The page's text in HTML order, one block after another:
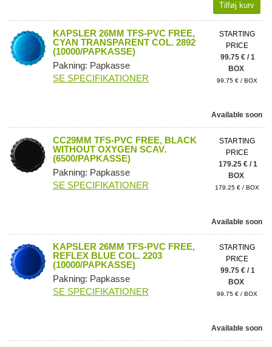
Tilføj kurv
KAPSLER 26MM TFS-PVC FREE,
CYAN TRANSPARENT COL. 2892
(10000/PAPKASSE)
Pakning: Papkasse
SE SPECIFIKATIONER
STARTING
PRICE
99.75 € / 1
BOX
99.75 € / BOX
Available soon
CC29MM TFS-PVC FREE, BLACK
WITHOUT OXYGEN SCAV.
(6500/PAPKASSE)
Pakning: Papkasse
SE SPECIFIKATIONER
STARTING
PRICE
179.25 € / 1
BOX
179.25 € / BOX
Available soon
KAPSLER 26MM TFS-PVC FREE,
REFLEX BLUE COL. 2203
(10000/PAPKASSE)
Pakning: Papkasse
SE SPECIFIKATIONER
STARTING
PRICE
99.75 € / 1
BOX
99.75 € / BOX
Available soon